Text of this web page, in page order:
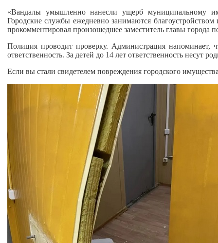
«Вандалы умышленно нанесли ущерб муниципальному
Городские службы ежедневно занимаются
прокомментировал произошедшее заместитель главы
Полиция проводит проверку. Администрация напоминает,
ответственность. За детей до 14 лет ответственность несут
Если вы стали свидетелем повреждения городского